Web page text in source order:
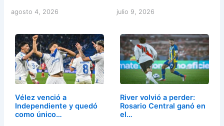
agosto 4, 2026 julio 9, 2026
Vélez venció a
Independiente y quedó
como único…
River volvió a perder:
Rosario Central ganó en
el…